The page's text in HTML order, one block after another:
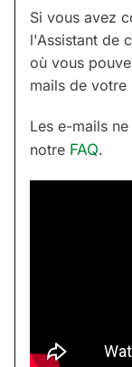
Si vous avez
l'Assistant de
où vous
mails de votre
Les e-mails
notre FAQ.